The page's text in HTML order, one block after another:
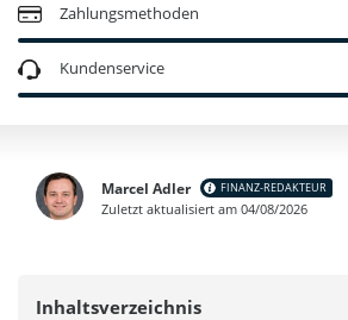
Zahlungsmethoden
Kundenservice
Eigenen Erfahrungsbericht
Marcel Adler FINANZ-REDAKTEUR
Zuletzt aktualisiert am 04/08/2026
Inhaltsverzeichnis